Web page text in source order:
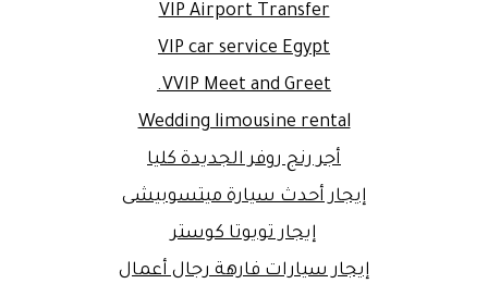
VIP Airport Transfer
VIP car service Egypt
VVIP Meet and Greet.
Wedding limousine rental
أجر رنج روفر الجديدة كليا
إيجار أحدث سيارة ميتسوبيشى
إيجار تويوتا كوستر
إيجار سيارات فارهة رجال أعمال